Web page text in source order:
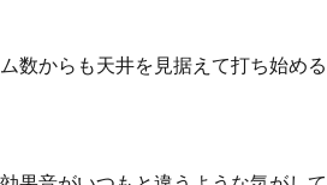
からも天井を見据えて打ち始める